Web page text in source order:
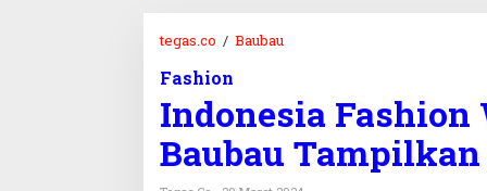
tegas.co / Baubau
o
n
Fashion
Indonesia Fashion
Baubau